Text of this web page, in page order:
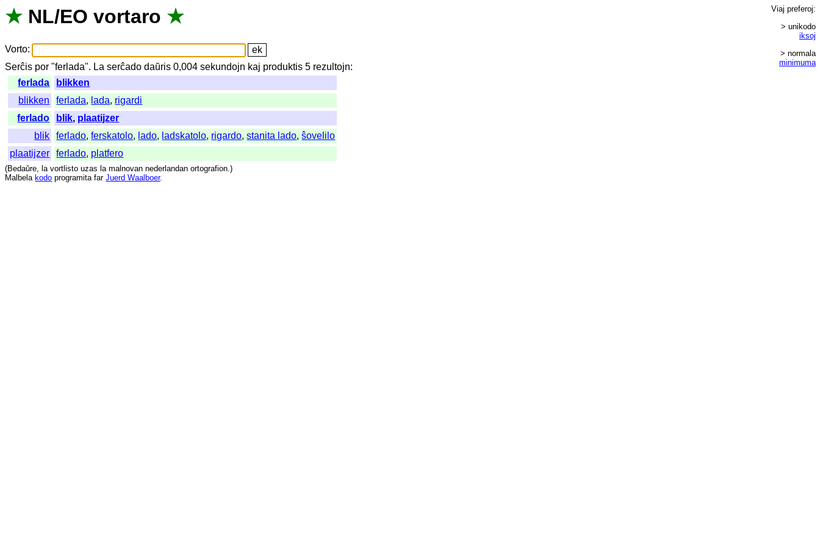
★ NL/EO vortaro ★
Vorto:
Serĉis por "ferlada". La serĉado daŭris 0,004sekundojn kaj produktis 5 rezultojn:
ferlada
blikken
blikken
ferlada, lada, rigardi
ferlado
blik, plaatijzer
blik
ferlado,ferskatolo, lado, ladskatolo, rigardo,stanita lado,ŝovelilo
plaatijzer
ferlado, platfero
Viaj preferoj:
> unikodo
iksoj
> normala
minimuma
(Bedaŭre, la vortlisto uzas la malnovan nederlandan ortografion.)
Malbela kodo programita far Juerd Waalboer.